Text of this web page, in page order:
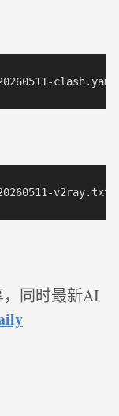
，同时最新AI